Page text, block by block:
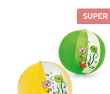
SUPER